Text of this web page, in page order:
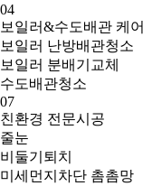
04
보일러&수도배관 케어
보일러 난방배관청소
보일러 분배기교체
수도배관청소
07
친환경 전문시공
줄눈
비둘기퇴치
미세먼지차단 촘촘망